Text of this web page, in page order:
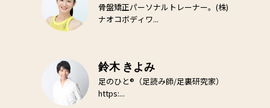
骨盤矯正パーソナルトレーナー。(株)
ナオコボディワ...
鈴木 きよみ
足のひと®（足読み師/足裏研究家）
https:...